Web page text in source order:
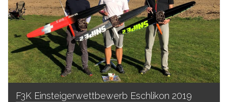
F3K Einsteigerwettbewerb Eschlikon 2019